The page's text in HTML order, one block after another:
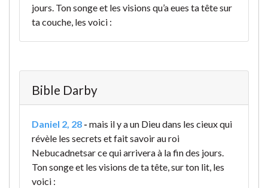
jours. Ton songe et les visions qu’a eues ta tête sur
ta couche, les voici :
Bible Darby
Daniel 2, 28 - mais il y a un Dieu dans les cieux qui
révèle les secrets et fait savoir au roi
Nebucadnetsar ce qui arrivera à la fin des jours.
Ton songe et les visions de ta tête, sur ton lit, les
voici :